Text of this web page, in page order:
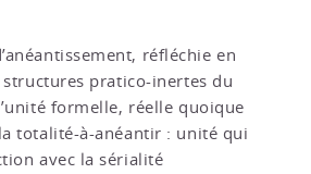
réfléchie en
pratico-inertes du
formelle, réelle quoique
totalité-à-anéantir : unité qui
avec la sérialité